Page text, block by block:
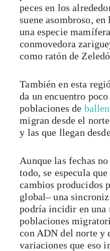
peces en los
suene asombroso,
una especie
conmovedora
como ratón de
También en esta
da un encuentro
poblaciones de
migran desde el
y las que llegan
Aunque las fechas
todo, se especula
cambios producidos
global– una
podría incidir en una
poblaciones
con ADN del norte y
variaciones que eso